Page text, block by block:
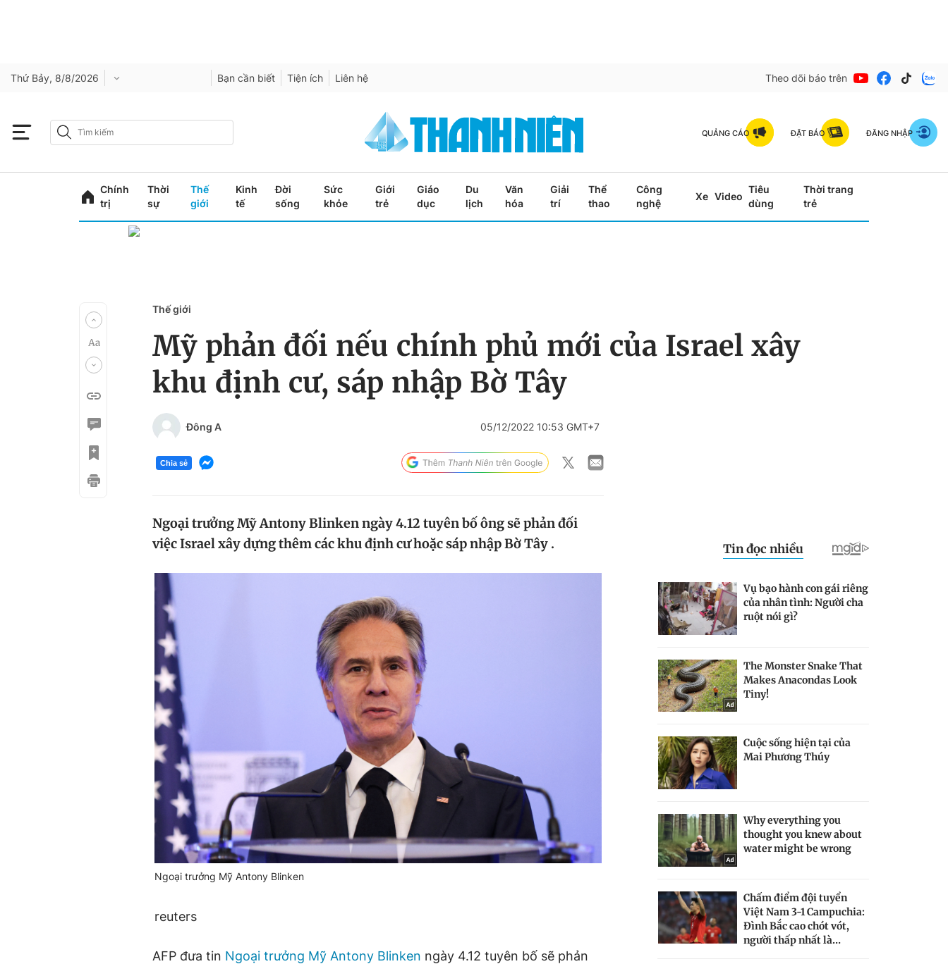
Thứ Bảy, 8/8/2026 Bạn cần biết Tiện ích Liên hệ Theo dõi báo trên
QUẢNG CÁO ĐẶT BÁO ĐĂNG NHẬP
Chính
trị
Thời
sự
Thế
giới
Kinh
tế
Đời
sống
Sức
khỏe
Giới
trẻ
Giáo
dục
Du
lịch
Văn
hóa
Giải
trí
Thể
thao
Công
nghệ
Xe Video
Tiêu
dùng
Thời trang
trẻ
Thế giới
Mỹ phản đối nếu chính phủ mới của Israel xây
khu định cư, sáp nhập Bờ Tây
Đông A 05/12/2022 10:53 GMT+7
Chia sẻ
Ngoại trưởng Mỹ Antony Blinken ngày 4.12 tuyên bố ông sẽ phản đối
việc Israel xây dựng thêm các khu định cư hoặc sáp nhập Bờ Tây .
Ngoại trưởng Mỹ Antony Blinken
reuters
AFP đưa tin Ngoại trưởng Mỹ Antony Blinken ngày 4.12 tuyên bố sẽ phản